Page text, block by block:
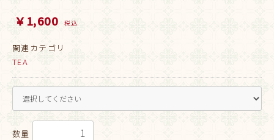
￥1,600 税込
関連カテゴリ
TEA
数量